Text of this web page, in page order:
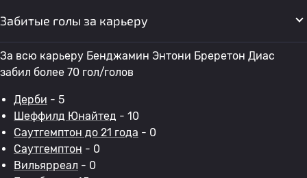
Забитые голы за карьеру
За всю карьеру Бенджамин Энтони Бреретон Диас
забил более 70 гол/голов
Дерби - 5
Шеффилд Юнайтед - 10
Саутгемптон до 21 года - 0
Саутгемптон - 0
Вильярреал - 0